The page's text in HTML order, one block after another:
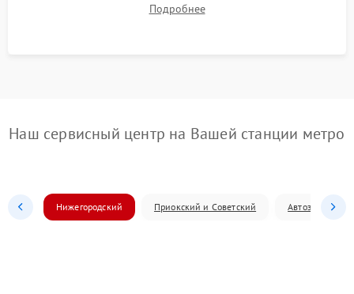
диафрагмы на закрытых значениях и тестирование
Подробнее
Наш сервисный центр на Вашей станции метро
Нижегородский Приокский и Советский Автозаводский